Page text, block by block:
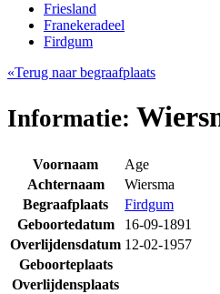
Friesland
Franekeradeel
Firdgum
«Terug naar begraafplaats
Informatie:
Voornaam
Age
Achternaam
Wiersma
Begraafplaats
Firdgum
Geboortedatum
16-09-1891
Overlijdensdatum 12-02-1957
Geboorteplaats
Overlijdensplaats